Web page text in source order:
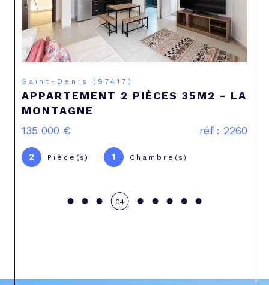
Saint-Pierre (97410)
VILLA 4 PIÈCES AVEC JACCUZI À
SAINT-PIERRE
386 000 €
réf : 2382
4 Pièce(s) 3 Chambre(s)
05